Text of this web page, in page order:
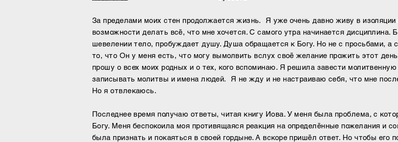
За пределами моих стен продолжается жизнь. Я уже очень давно живу в
возможности делать всё, что мне хочется. С самого утра начинается дисциплина.
шевелении тело, пробуждает душу. Душа обращается к Богу. Но не с просьбами, а
то, что Он у меня есть, что могу вымолвить вслух своё желание прожить этот
прошу о всех моих родных и о тех, кого вспоминаю. Я решила завести молитвенную
записывать молитвы и имена людей. Я не жду и не настраиваю себя, что мне
Но я отвлекаюсь.
Последнее время получаю ответы, читая книгу Иова. У меня была проблема, с
Богу. Меня беспокоила моя противящаяся реакция на определённые пожелания и
была признать и покаяться в своей гордыне. А вскоре пришёл ответ. Но чтобы его